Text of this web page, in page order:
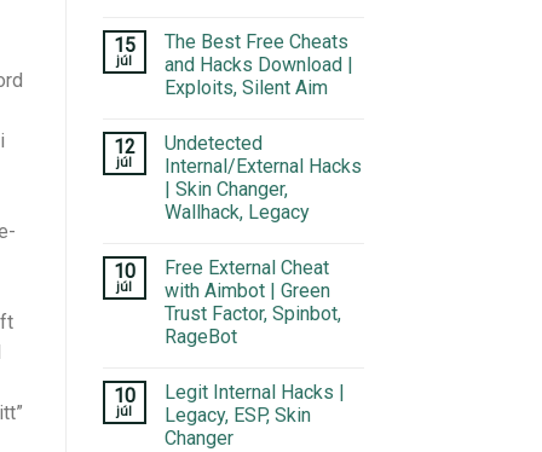
15
júl
The Best Free Cheats
and Hacks Download |
Exploits, Silent Aim
12
júl
Undetected
Internal/External Hacks
| Skin Changer,
Wallhack, Legacy
10
júl
Free External Cheat
with Aimbot | Green
Trust Factor, Spinbot,
RageBot
10
júl
Legit Internal Hacks |
Legacy, ESP, Skin
Changer